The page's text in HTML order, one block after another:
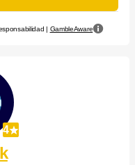
| GambleAware
4